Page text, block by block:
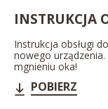
INSTRUKCJA
Instrukcja obsługi
nowego
mgnieniu oka!
POBIERZ